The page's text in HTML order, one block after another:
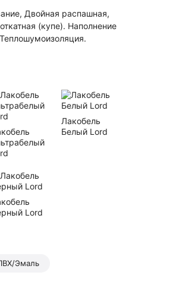
Двойная распашная,
(купе). Наполнение
Лакобель
Белый Lord
Lord
Эмаль